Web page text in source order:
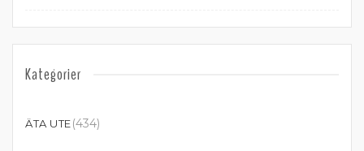
Kategorier
ÄTA UTE(434)